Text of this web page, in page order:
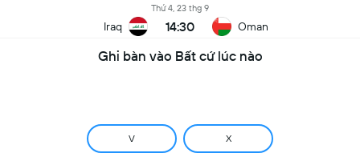
Iraq
Thứ 4, 23 thg 9
14:30 Oman
Ghi bàn vào Bất cứ lúc nào
V X